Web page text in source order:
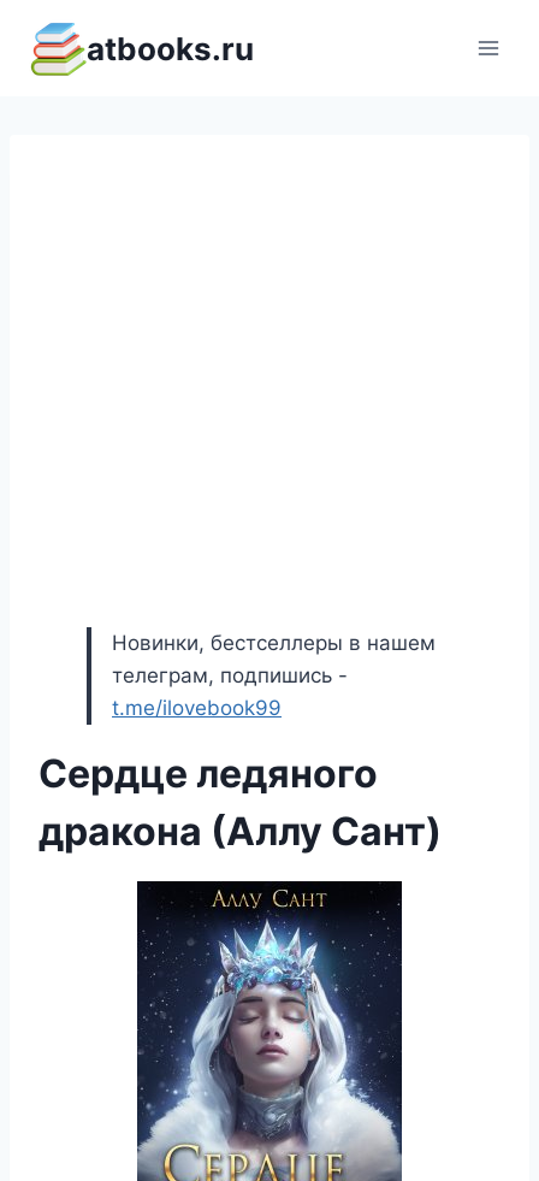
содержимому
atbooks.ru
Новинки, бестселлеры в нашем
телеграм, подпишись -
t.me/ilovebook99
Сердце ледяного
дракона (Аллу Сант)